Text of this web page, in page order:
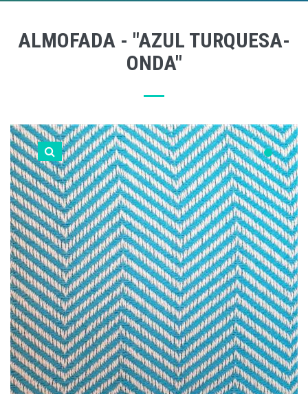
ALMOFADA - "AZUL TURQUESA-
ONDA"